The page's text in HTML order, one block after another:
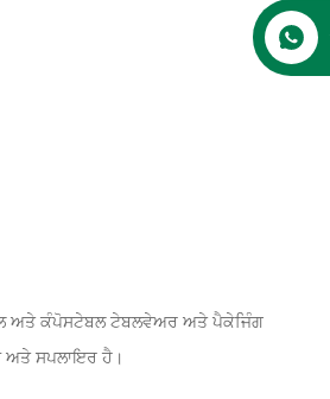
ਅਤੇ ਕੰਪੋਸਟੇਬਲ ਟੇਬਲਵੇਅਰ ਅਤੇ ਪੈਕੇਜਿੰਗ
ਅਤੇ ਸਪਲਾਇਰ ਹੈ।